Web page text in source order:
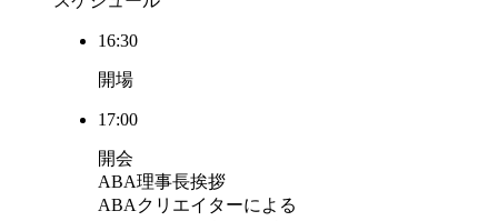
16:30
開場
17:00
開会
ABA理事長挨拶
ABAクリエイターによる